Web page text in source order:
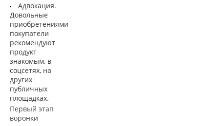
Адвокация.
Довольные
приобретениями
покупатели
рекомендуют
продукт
знакомым, в
соцсетях, на
других
публичных
площадках.
Первый этап
воронки